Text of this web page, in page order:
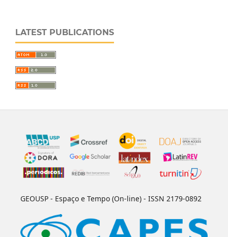
LATEST PUBLICATIONS
GEOUSP - Espaço e Tempo (On-line) - ISSN 2179-0892